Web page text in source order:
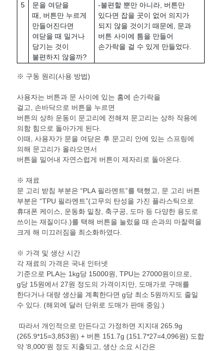
5
문을 여닫을
때, 버튼만 누르게
만들어진다면
여닫을 때 밀거나
당기는 것이
불편하지 않을까?
-불편할 뿐만 아니라, 버튼만
있다면 잡을 곳이 없어 의지가
되지 않을 것이기 때문에, 문과
버튼 사이에 틈을 만들어
손가락을 걸 수 있게 만들었다.
※ 구동 원리(사용 방법)
사용자는 버튼과 문 사이에 있는 홈에 손가락을
걸고, 손바닥으로 버튼을 누르면
버튼의 상하 운동이 문고리에 전해져 문고리는 상하 작용에
의함 힘으로 돌아가게 된다.
이때, 사용자가 문을 여닫은 후 문고리 안에 있는 스프링에
의해 문고리가 올라오면서
버튼을 밀어내 자연스럽게 버튼이 제자리로 돌아온다.
※ 재료
문 고리 받침 부분은 “PLA 필라멘트”를 택했고, 문 고리 버튼
부분은 “TPU 필라멘트”(고무의 탄성을 가진 플라스틱으로
휴대폰 케이스, 운동화 밑창, 축구공, 도마 등 다양한 용도로
쓰이는 재질이다.)를 택해 버튼을 눌렀을 때 손과의 마찰력을
크게 해 미끄러짐을 최소화하였다.
※ 가격 및 생산 시간
각 재료의 가격은 국내 인터넷
기준으로 PLA는 1kg당 15000원, TPU는 27000원이므로,
g당 15원에서 27원 정도의 가격이지만, 도매가로 구매를
한다거나 대량 생산을 계획한다면 g당 최소 5원까지도 줄일
수 있다. (해외에 달러 단위로 도매가 판매 중임.)
따라서 개인적으로 만든다고 가정하면 지지대 265.9g
(265.9*15=3,853원) + 버튼 151.7g (151.7*27=4,096원) 도합
약 ‘8,000’원 정도 지출되고, 생산 소요 시간은